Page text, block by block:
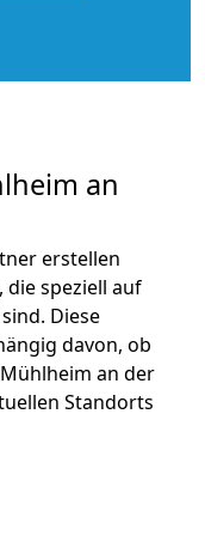
an
erstellen
speziell auf
Diese
davon, ob
an der
Standorts